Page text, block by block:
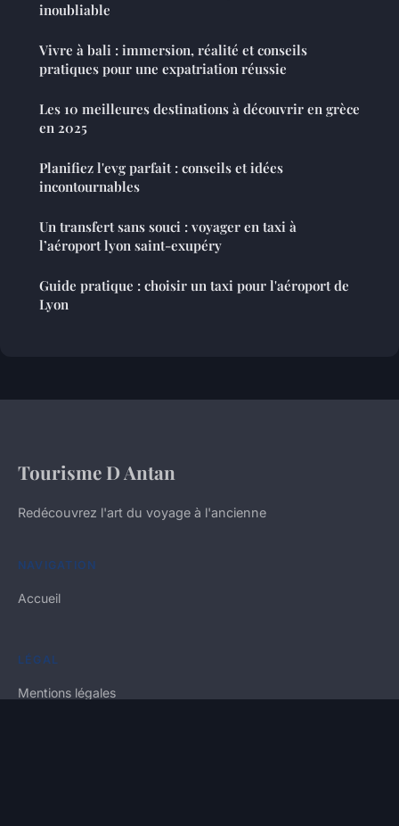
inoubliable
Vivre à bali : immersion, réalité et conseils
pratiques pour une expatriation réussie
Les 10 meilleures destinations à découvrir en grèce
en 2025
Planifiez l'evg parfait : conseils et idées
incontournables
Un transfert sans souci : voyager en taxi à
l’aéroport lyon saint-exupéry
Guide pratique : choisir un taxi pour l'aéroport de
Lyon
Tourisme D Antan
Redécouvrez l'art du voyage à l'ancienne
NAVIGATION
Accueil
LÉGAL
Mentions légales